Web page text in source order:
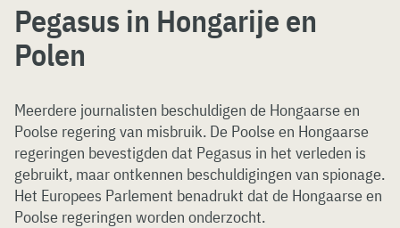
Pegasus in Hongarije en
Polen
Meerdere journalisten beschuldigen de Hongaarse en
Poolse regering van misbruik. De Poolse en Hongaarse
regeringen bevestigden dat Pegasus in het verleden is
gebruikt, maar ontkennen beschuldigingen van spionage.
Het Europees Parlement benadrukt dat de Hongaarse en
Poolse regeringen worden onderzocht.